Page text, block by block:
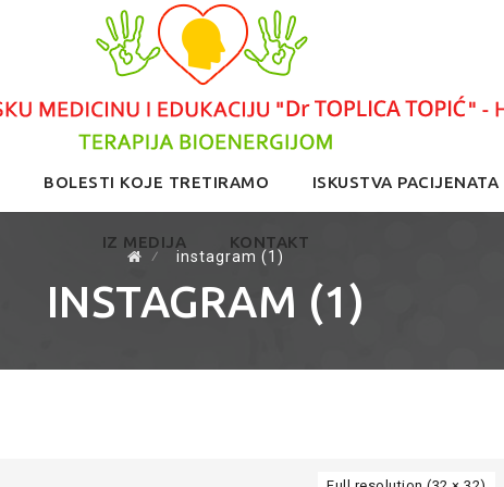
BOLESTI KOJE TRETIRAMO ISKUSTVA PACIJENATA
IZ MEDIJA KONTAKT
⁄ instagram (1)
INSTAGRAM (1)